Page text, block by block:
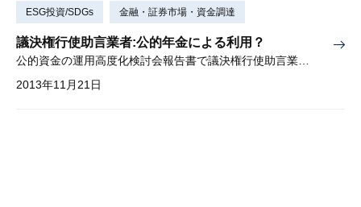
ESG投資/SDGs 金融・証券市場・資金調達
議決権行使助言業者:公的年金による利用？
公的資金の運用高度化検討会報告書で議決権行使助言業者へ言及
2013年11月21日